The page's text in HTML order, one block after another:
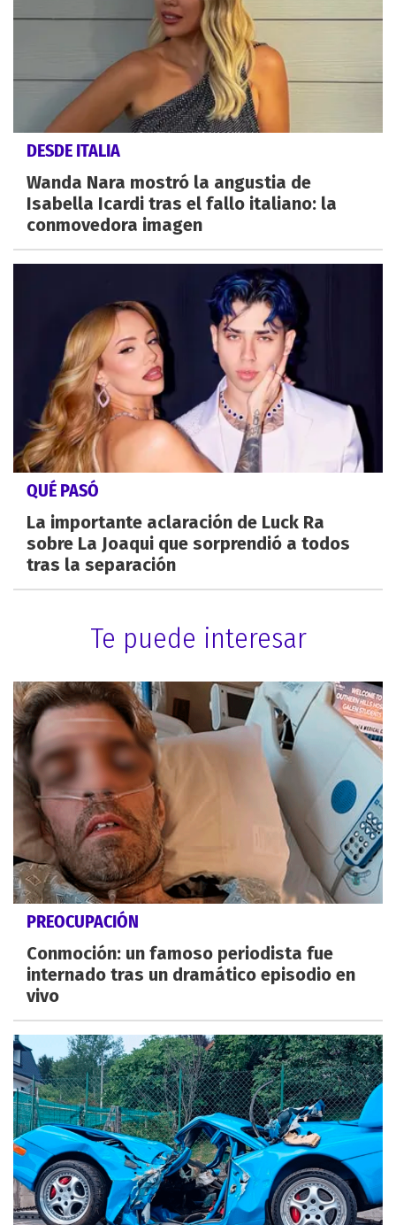
DESDE ITALIA
Wanda Nara mostró la angustia de
Isabella Icardi tras el fallo italiano: la
conmovedora imagen
QUÉ PASÓ
La importante aclaración de Luck Ra
sobre La Joaqui que sorprendió a todos
tras la separación
Te puede interesar
PREOCUPACIÓN
Conmoción: un famoso periodista fue
internado tras un dramático episodio en
vivo